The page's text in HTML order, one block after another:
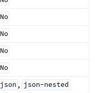
No
No
No
No
json , json-nested